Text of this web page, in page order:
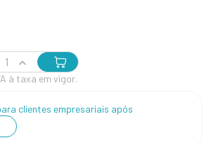
à taxa em vigor.
clientes empresariais após